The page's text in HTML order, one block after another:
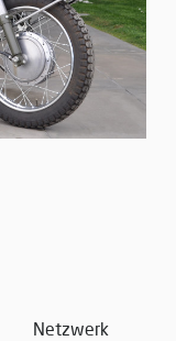
Netzwerk